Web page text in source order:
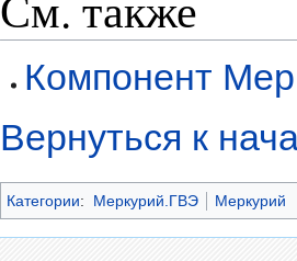
Компонент
Вернуться к
Категории: Меркурий.ГВЭ Меркурий